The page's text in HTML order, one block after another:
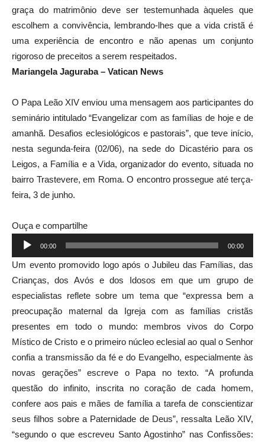
graça do matrimônio deve ser testemunhada àqueles que
escolhem a convivência, lembrando-lhes que a vida cristã é
uma experiência de encontro e não apenas um conjunto
rigoroso de preceitos a serem respeitados.
Mariangela Jaguraba – Vatican News
O Papa Leão XIV enviou uma mensagem aos participantes do
seminário intitulado “Evangelizar com as famílias de hoje e de
amanhã. Desafios eclesiológicos e pastorais”, que teve início,
nesta segunda-feira (02/06), na sede do Dicastério para os
Leigos, a Família e a Vida, organizador do evento, situada no
bairro Trastevere, em Roma. O encontro prossegue até terça-
feira, 3 de junho.
Ouça e compartilhe
Tocador
de
áudio
00:00 00:00
Um evento promovido logo após o Jubileu das Famílias, das
Crianças, dos Avós e dos Idosos em que um grupo de
especialistas reflete sobre um tema que “expressa bem a
preocupação maternal da Igreja com as famílias cristãs
presentes em todo o mundo: membros vivos do Corpo
Místico de Cristo e o primeiro núcleo eclesial ao qual o Senhor
confia a transmissão da fé e do Evangelho, especialmente às
novas gerações” escreve o Papa no texto. “A profunda
questão do infinito, inscrita no coração de cada homem,
confere aos pais e mães de família a tarefa de conscientizar
seus filhos sobre a Paternidade de Deus”, ressalta Leão XIV,
“segundo o que escreveu Santo Agostinho” nas Confissões: